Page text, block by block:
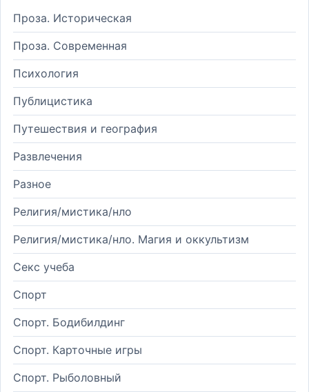
Проза. Историческая
Проза. Современная
Психология
Публицистика
Путешествия и география
Развлечения
Разное
Религия/мистика/нло
Религия/мистика/нло. Магия и оккультизм
Секс учеба
Спорт
Спорт. Бодибилдинг
Спорт. Карточные игры
Спорт. Рыболовный